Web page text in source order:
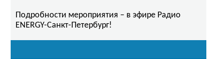
Подробности мероприятия – в эфире Радио
ENERGY-Санкт-Петербург!